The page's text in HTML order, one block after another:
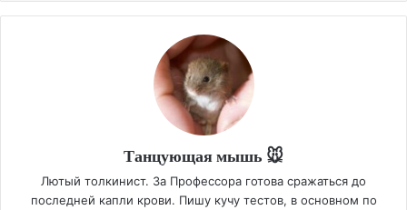
Танцующая мышь 🐭
Лютый толкинист. За Профессора готова сражаться до
последней капли крови. Пишу кучу тестов, в основном по